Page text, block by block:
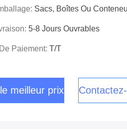
Sacs, Boîtes Ou
5-8 Jours Ouvrables
Paiement: T/T
meilleur prix